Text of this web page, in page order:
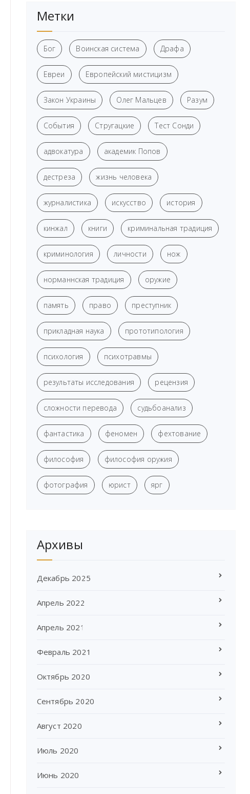
Метки
Бог Воинская система Драфа
Евреи Европейский мистицизм
Закон Украины Олег Мальцев Разум
События Стругацкие Тест Сонди
адвокатура академик Попов
дестреза жизнь человека
журналистика искусство история
кинжал книги криминальная традиция
криминология личности нож
норманнская традиция оружие
память право преступник
прикладная наука прототипология
психология психотравмы
результаты исследования рецензия
сложности перевода судьбоанализ
фантастика феномен фехтование
философия философия оружия
фотография юрист ярг
Архивы
Декабрь 2025
Апрель 2022
Апрель 2021
Февраль 2021
Октябрь 2020
Сентябрь 2020
Август 2020
Июль 2020
Июнь 2020